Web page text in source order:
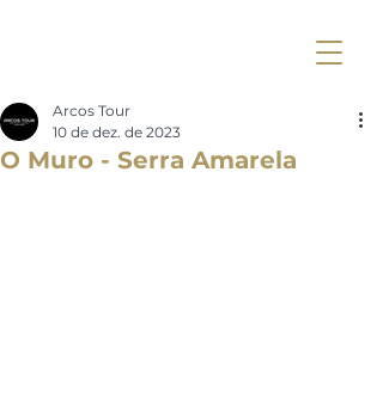
O Muro - Serra Amarela
Arcos Tour
10 de dez. de 2023